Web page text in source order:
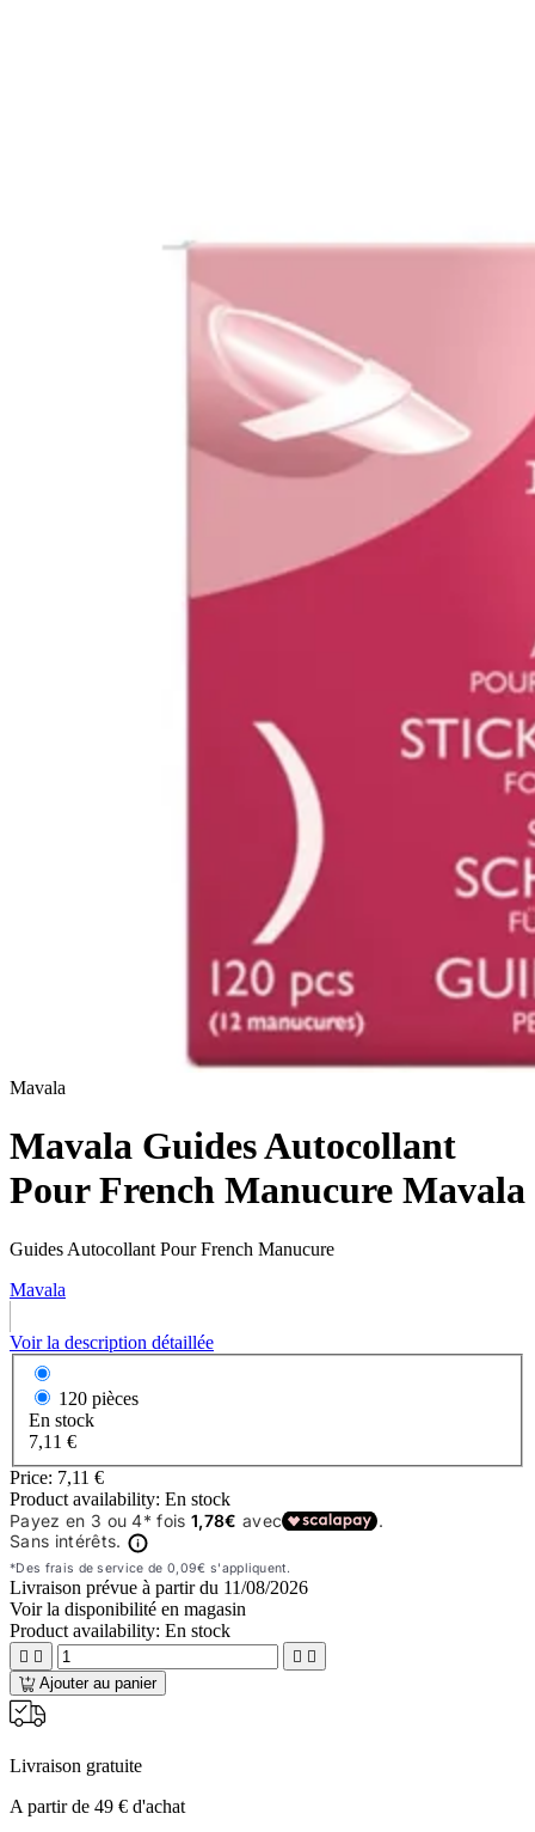
Mavala
Mavala Guides Autocollant
Pour French Manucure Mavala
Guides Autocollant Pour French Manucure
Mavala
Voir la description détaillée
120 pièces
En stock
7,11 €
Price: 7,11 €
Product availability: En stock
Livraison prévue à partir du 11/08/2026
Voir la disponibilité en magasin
Product availability: En stock
   
Ajouter au panier
Livraison gratuite
A partir de 49 € d'achat